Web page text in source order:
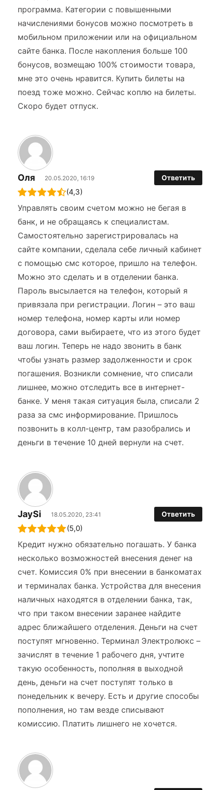
программа. Категории с повышенными
начислениями бонусов можно посмотреть в
мобильном приложении или на официальном
сайте банка. После накопления больше 100
бонусов, возмещаю 100% стоимости товара,
мне это очень нравится. Купить билеты на
поезд тоже можно. Сейчас коплю на билеты.
Скоро будет отпуск.
Оля 20.05.2020, 16:19 Ответить
(4,3)
Управлять своим счетом можно не бегая в
банк, и не обращаясь к специалистам.
Самостоятельно зарегистрировалась на
сайте компании, сделала себе личный кабинет
с помощью смс которое, пришло на телефон.
Можно это сделать и в отделении банка.
Пароль высылается на телефон, который я
привязала при регистрации. Логин – это ваш
номер телефона, номер карты или номер
договора, сами выбираете, что из этого будет
ваш логин. Теперь не надо звонить в банк
чтобы узнать размер задолженности и срок
погашения. Возникли сомнение, что списали
лишнее, можно отследить все в интернет-
банке. У меня такая ситуация была, списали 2
раза за смс информирование. Пришлось
позвонить в колл-центр, там разобрались и
деньги в течение 10 дней вернули на счет.
JaySi 18.05.2020, 23:41 Ответить
(5,0)
Кредит нужно обязательно погашать. У банка
несколько возможностей внесения денег на
счет. Комиссия 0% при внесении в банкоматах
и терминалах банка. Устройства для внесения
наличных находятся в отделении банка, так,
что при таком внесении заранее найдите
адрес ближайшего отделения. Деньги на счет
поступят мгновенно. Терминал Электролюкс –
зачислят в течение 1 рабочего дня, учтите
такую особенность, пополняя в выходной
день, деньги на счет поступят только в
понедельник к вечеру. Есть и другие способы
пополнения, но там везде списывают
комиссию. Платить лишнего не хочется.